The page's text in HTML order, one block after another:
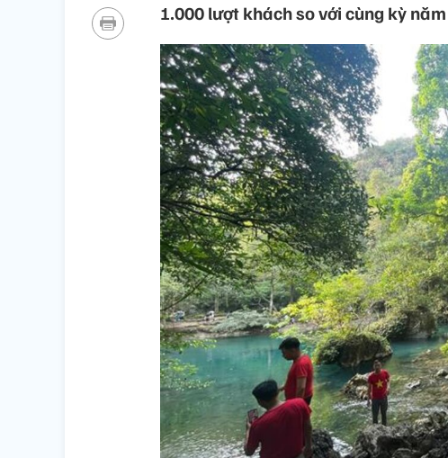
1.000 lượt khách so với cùng kỳ